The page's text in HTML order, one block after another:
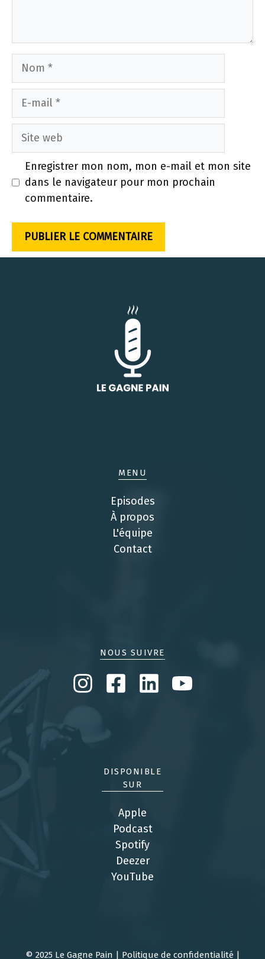
Nom
Site
Enregistrer mon nom, mon e-mail et mon site
dans le navigateur pour mon prochain
commentaire.
MENU
Episodes
À propos
L'équipe
Contact
NOUS SUIVRE
DISPONIBLE
SUR
Apple
Podcast
Spotify
Deezer
YouTube
© 2025 Le Gagne Pain | Politique de confidentialité|